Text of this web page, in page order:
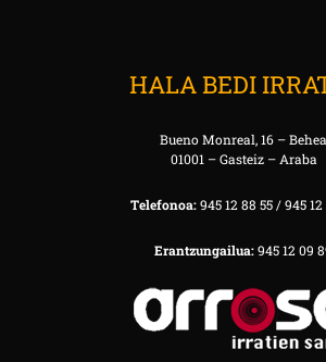
HALA BEDI
Bueno Monreal, 16 – Behea
01001 – Gasteiz – Araba
Telefonoa:945 12 88 55 / 945 12
Erantzungailua:945 12 09